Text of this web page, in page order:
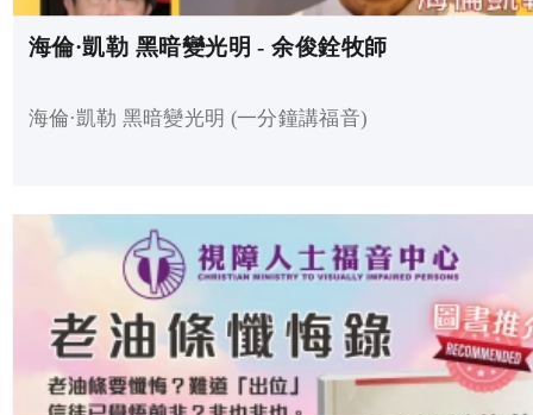
海倫·凱勒 黑暗變光明 - 余俊銓牧師
海倫·凱勒 黑暗變光明 (一分鐘講福音)